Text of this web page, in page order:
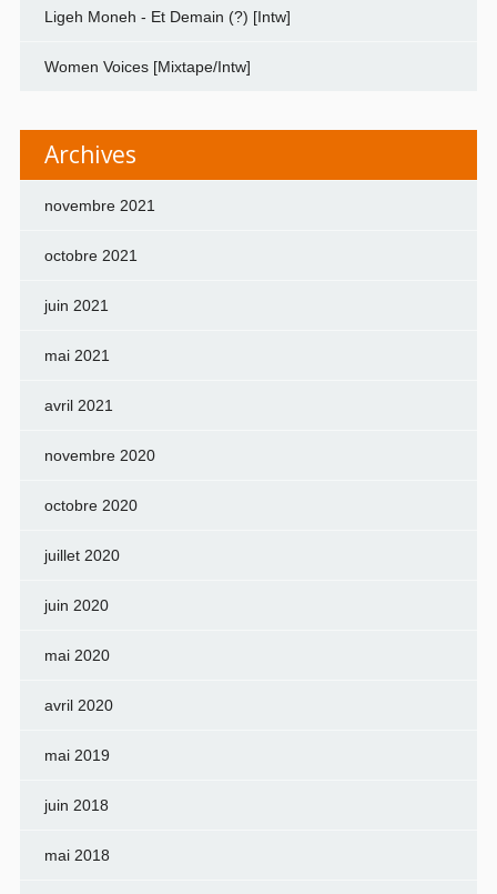
Ligeh Moneh - Et Demain (?) [Intw]
Women Voices [Mixtape/Intw]
Archives
novembre 2021
octobre 2021
juin 2021
mai 2021
avril 2021
novembre 2020
octobre 2020
juillet 2020
juin 2020
mai 2020
avril 2020
mai 2019
juin 2018
mai 2018